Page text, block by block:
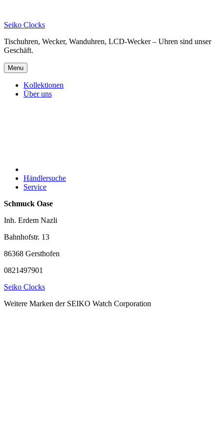
content
Seiko Clocks
Tischuhren, Wecker, Wanduhren, LCD-Wecker – Uhren sind unser
Geschäft.
Menu
Kollektionen
Über uns
Händlersuche
Service
Schmuck Oase
Inh. Erdem Nazli
Bahnhofstr. 13
86368 Gersthofen
0821497901
Seiko Clocks
Weitere Marken der SEIKO Watch Corporation